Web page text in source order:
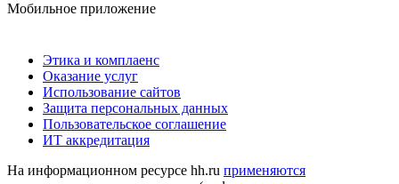
Мобильное приложение
Этика и комплаенс
Оказание услуг
Использование сайтов
Защита персональных данных
Пользовательское соглашение
ИТ аккредитация
На информационном ресурсе hh.ru применяются